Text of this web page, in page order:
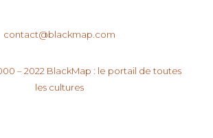
contact@blackmap.com
– 2022 BlackMap : le portail de toutes
les cultures